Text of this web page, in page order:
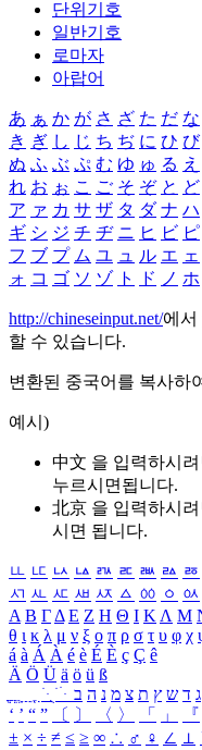
단위기호
일반기호
로마자
아랍어
あ ぁ か が さ ざ た だ な
き ぎ し じ ち ぢ に ひ び
ぬ ふ ぶ ぷ む ゆ ゅ る え
れ お ぉ こ ご そ ぞ と ど
ア ァ カ サ ザ タ ダ ナ ハ
ギ シ ジ チ ヂ ニ ヒ ビ ピ
フ ブ プ ム ユ ュ ル エ ェ
ォ コ ゴ ソ ゾ ト ド ノ ホ
http://chineseinput.net/에서
할 수 있습니다.
변환된 중국어를 복사하
예시)
中文 을 입력하시려
누르시면됩니다.
北京 을 입력하시려
시면 됩니다.
ㅥ ㅦ ㅧ ㅨ ㅩ ㅪ ㅫ ㅬ ㅭ
ㅺ ㅻ ㅼ ㅽ ㅾ ㅿ ㆀ ㆁ ㆂ
Α Β ΓΔ Ε Ζ Η Θ Ι ΚΛ Μ
θ ι κ λ μ ν ξ ο π ρ σ τ υ φ χ
á à Á À é è É È ç Ç ê
Ä Ö Ü ä ö ü ß
ִֶֹ ֻּ ׁׂ ג ד ש ץ ת צ מ נ ה ב
‘ ’ “ ” 〔 〕 〈 〉 「 」 『
± × ÷ ≠ ≤ ≥ ∞ ∴ ♂ ♀ ∠ ⊥